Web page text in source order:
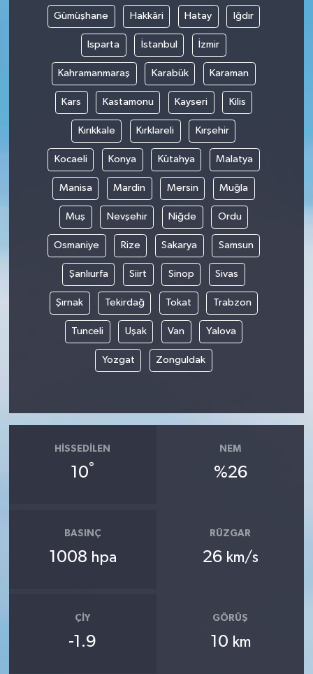
Gümüşhane Hakkâri Hatay Iğdır
Isparta İstanbul İzmir
Kahramanmaraş Karabük Karaman
Kars Kastamonu Kayseri Kilis
Kırıkkale Kırklareli Kırşehir
Kocaeli Konya Kütahya Malatya
Manisa Mardin Mersin Muğla
Muş Nevşehir Niğde Ordu
Osmaniye Rize Sakarya Samsun
Şanlıurfa Siirt Sinop Sivas
Şırnak Tekirdağ Tokat Trabzon
Tunceli Uşak Van Yalova
Yozgat Zonguldak
HISSEDILEN
10°
NEM
%26
BASINÇ
1008 hpa
RÜZGAR
26 km/s
ÇIY
-1.9
GÖRÜŞ
10 km